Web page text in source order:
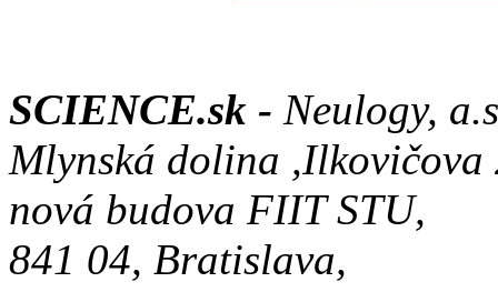
SCIENCE.sk - Neulogy,
Mlynská dolina ,Ilkovičova
nová budova FIIT STU,
841 04, Bratislava,